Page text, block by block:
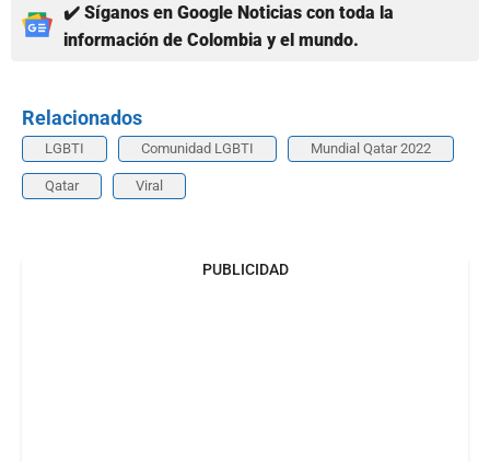
✔️ Síganos en Google Noticias con toda la
información de Colombia y el mundo.
Relacionados
LGBTI Comunidad LGBTI Mundial Qatar 2022
Qatar Viral
PUBLICIDAD